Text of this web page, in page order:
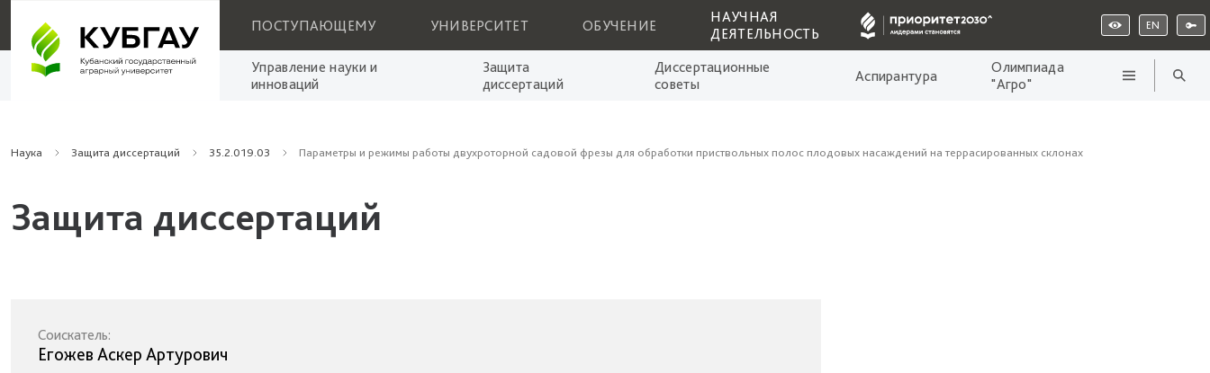
ПОСТУПАЮЩЕМУ УНИВЕРСИТЕТ ОБУЧЕНИЕ
НАУЧНАЯ
ДЕЯТЕЛЬНОСТЬ
EN
Управление науки и
инноваций
Защита
диссертаций
Диссертационные
советы
Аспирантура
Олимпиада
"Агро"
Наука Защита диссертаций 35.2.019.03 Параметры и режимы работы двухроторной садовой фрезы для обработки приствольных полос плодовых насаждений на террасированных склонах
Защита диссертаций
Соискатель:
Егожев Аскер Артурович